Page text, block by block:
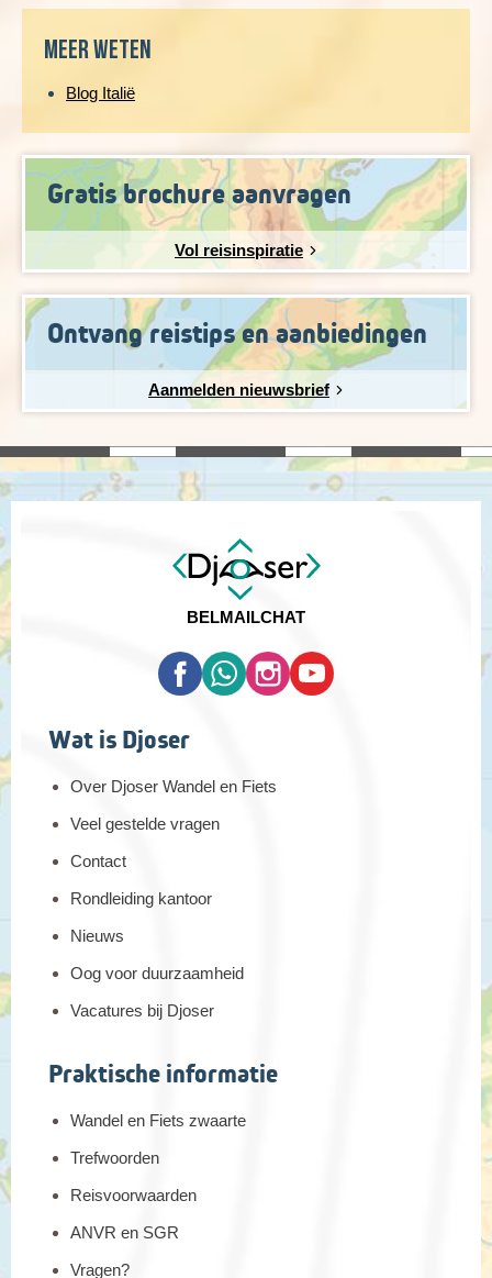
Meer weten
Blog Italië
Gratis brochure aanvragen
Vol reisinspiratie
Ontvang reistips en aanbiedingen
Aanmelden nieuwsbrief
BELMAILCHAT
Wat is Djoser
Over Djoser Wandel en Fiets
Veel gestelde vragen
Contact
Rondleiding kantoor
Nieuws
Oog voor duurzaamheid
Vacatures bij Djoser
Praktische informatie
Wandel en Fiets zwaarte
Trefwoorden
Reisvoorwaarden
ANVR en SGR
Vragen?